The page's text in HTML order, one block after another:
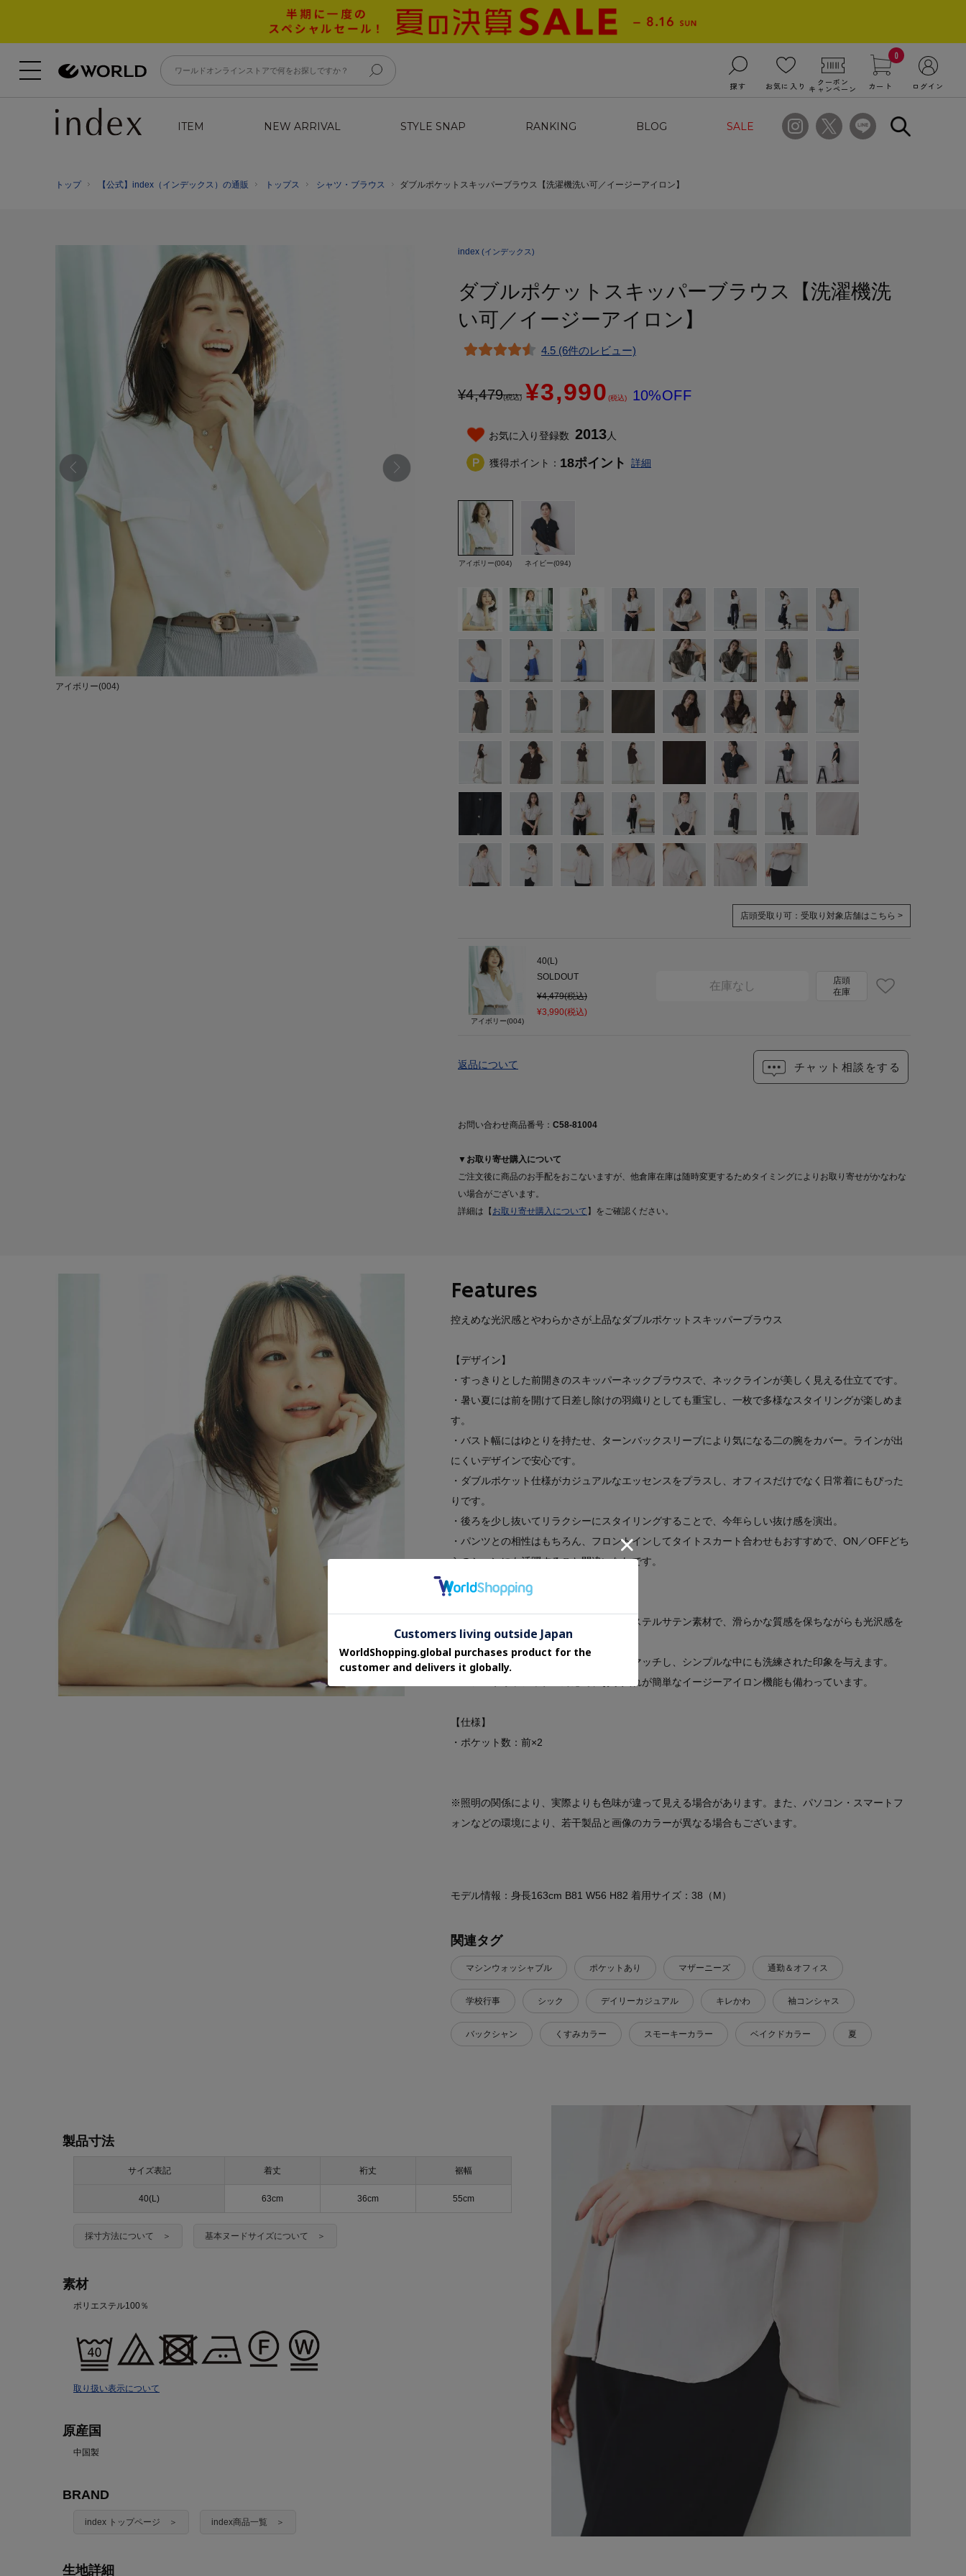
探す お気に入り クーポン
キャンペーン
0
カート ログイン
ITEM NEW ARRIVAL STYLE SNAP RANKING BLOG SALE
トップ 【公式】index（インデックス）の通販 トップス シャツ・ブラウス ダブルポケットスキッパーブラウス【洗濯機洗い可／イージーアイロン】
アイボリー(004)
index (インデックス)
ダブルポケットスキッパーブラウス【洗濯機洗
い可／イージーアイロン】
4.5 (6件のレビュー)
¥4,479(税込) ¥3,990 (税込) 10%OFF
お気に入り登録数 2013人
獲得ポイント： 18ポイント 詳細
アイボリー(004) ネイビー(094)
店頭受取り可： 受取り対象店舗はこちら >
アイボリー(004)
40(L)
SOLDOUT
¥4,479(税込)
¥3,990(税込)
在庫なし
店頭
在庫
チャット相談をする
返品について
お問い合わせ商品番号： C58-81004
▼お取り寄せ購入について
ご注文後に商品のお手配をおこないますが、他倉庫在庫は随時変更するためタイミングによりお取り寄せがかなわな
い場合がございます。
詳細は【 お取り寄せ購入について 】をご確認ください。
Features
控えめな光沢感とやわらかさが上品なダブルポケットスキッパーブラウス
【デザイン】
・すっきりとした前開きのスキッパーネックブラウスで、ネックラインが美しく見える仕立てです。
・暑い夏には前を開けて日差し除けの羽織りとしても重宝し、一枚で多様なスタイリングが楽しめま
す。
・バスト幅にはゆとりを持たせ、ターンバックスリーブにより気になる二の腕をカバー。ラインが出
にくいデザインで安心です。
・ダブルポケット仕様がカジュアルなエッセンスをプラスし、オフィスだけでなく日常着にもぴった
りです。
・後ろを少し抜いてリラクシーにスタイリングすることで、今年らしい抜け感を演出。
・パンツとの相性はもちろん、フロントインしてタイトスカート合わせもおすすめで、ON／OFFどち
らのシーンにも活躍すること間違いなしです。
・表面にフィブリル加工を施したポリエステルサテン素材で、滑らかな質感を保ちながらも光沢感を
抑えています。
・程よい表面感はオフィススタイルにもマッチし、シンプルな中にも洗練された印象を与えます。
・マシンウォッシャブル対応で、お手入れが簡単なイージーアイロン機能も備わっています。
【仕様】
・ポケット数：前×2
※照明の関係により、実際よりも色味が違って見える場合があります。また、パソコン・スマートフ
ォンなどの環境により、若干製品と画像のカラーが異なる場合もございます。
モデル情報：身長163cm B81 W56 H82 着用サイズ：38（M）
関連タグ
マシンウォッシャブル ポケットあり マザーニーズ 通勤＆オフィス
学校行事 シック デイリーカジュアル キレかわ 袖コンシャス
バックシャン くすみカラー スモーキーカラー ベイクドカラー 夏
製品寸法
サイズ表記 着丈 裄丈 裾幅
40(L) 63cm 36cm 55cm
採寸方法について ＞ 基本ヌードサイズについて ＞
素材
ポリエステル100％
取り扱い表示について
原産国
中国製
BRAND
index トップページ ＞ index商品一覧 ＞
生地詳細